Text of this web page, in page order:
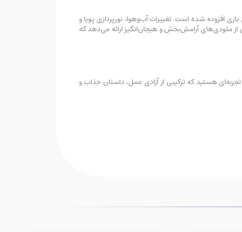
افزوده شده است. تغییرات آب‌وهوا، نورپردازی پویا و
از ملودی‌های آرامش‌بخش و هیجان‌انگیز ارائه می‌دهد که
هستید که ترکیبی از آزادی عمل، داستان جذاب و